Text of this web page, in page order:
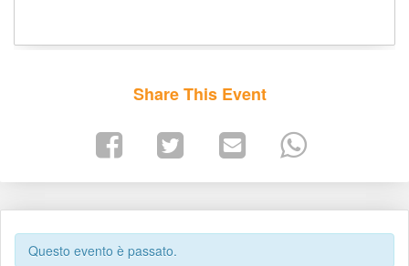
Share This Event
Questo evento è passato.